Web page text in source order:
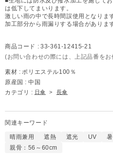
は低下してまいります。
激しい雨の中で長時間誤使用となりま
加工部分から雨漏りする場合がありま
商品コード : 33-361-12415-21
(お問い合わせの際には、上記品番を
素材 : ポリエステル100％
原産国 : 中国
カテゴリ : 日傘 > 長傘
関連キーワード
晴雨兼用 遮熱 遮光 UV
親骨：56～60cm